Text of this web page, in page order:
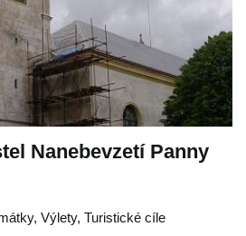
Nanebevzetí Panny
Výlety, Turistické cíle